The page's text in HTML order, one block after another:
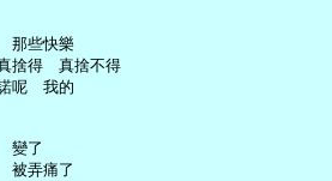
那些快樂
捨得　真捨不得
呢　我的
變了
被弄痛了